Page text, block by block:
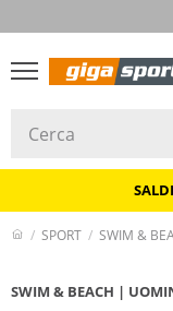
SALDI
SPORT SWIM &
SWIM & BEACH |